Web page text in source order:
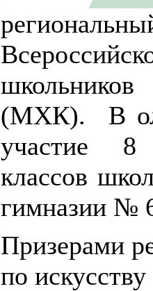
(МХК). В
участие
классов
гимназии №
Призерами
по